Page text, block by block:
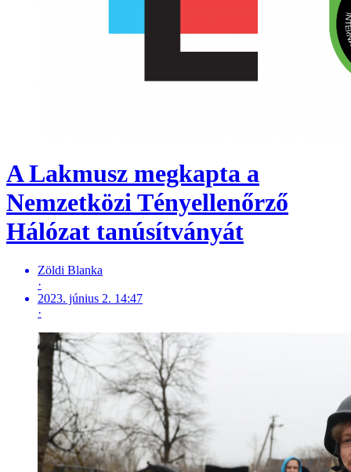
A Lakmusz megkapta a
Nemzetközi Tényellenőrző
Hálózat tanúsítványát
Zöldi Blanka
·
2023. június 2. 14:47
·